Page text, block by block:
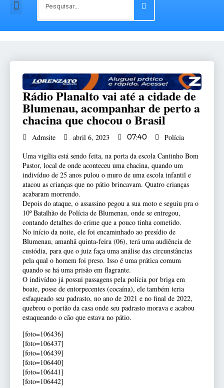
Rádio Planalto vai até a cidade de
Blumenau, acompanhar de perto a
chacina que chocou o Brasil
Admsite abril 6, 2023 07:40
Polícia
Uma vigília está sendo feita, na porta da escola Cantinho Bom
Pastor, local de onde aconteceu uma chacina, quando um
indivíduo de 25 anos pulou o muro de uma escola infantil e
atacou as crianças que no pátio brincavam. Quatro crianças
acabaram morrendo.
Depois do ataque, o assassino pegou a sua moto e seguiu pra o
10º Batalhão de Polícia de Blumenau, onde se entregou,
contando detalhes do crime que a pouco tinha cometido.
No início da noite, ele foi encaminhado ao presídio de
Blumenau, amanhã quinta-feira (06), terá uma audiência de
custódia, para que o juiz faça uma análise das circunstâncias
pela qual o homem foi preso. Isso é uma prática comum
quando se há uma prisão em flagrante.
O indivíduo já possui passagens pela polícia por briga em
boate, posse de entorpecentes (cocaína), ele também teria
esfaqueado seu padrasto, no ano de 2021 e no final de 2022,
quebrou o portão da casa onde seu padrasto morava e acabou
estaqueando o cão que estava no pátio.
[foto=106436]
[foto=106437]
[foto=106439]
[foto=106440]
[foto=106441]
[foto=106442]